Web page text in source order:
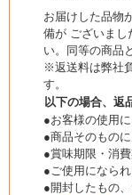
お届けした品物
備が ございまし
い。同等の商品
※返送料は弊社
す。
以下の場合、返
●お客様の使用
●商品そのもの
●賞味期限・消
●ご使用になら
●開封したもの